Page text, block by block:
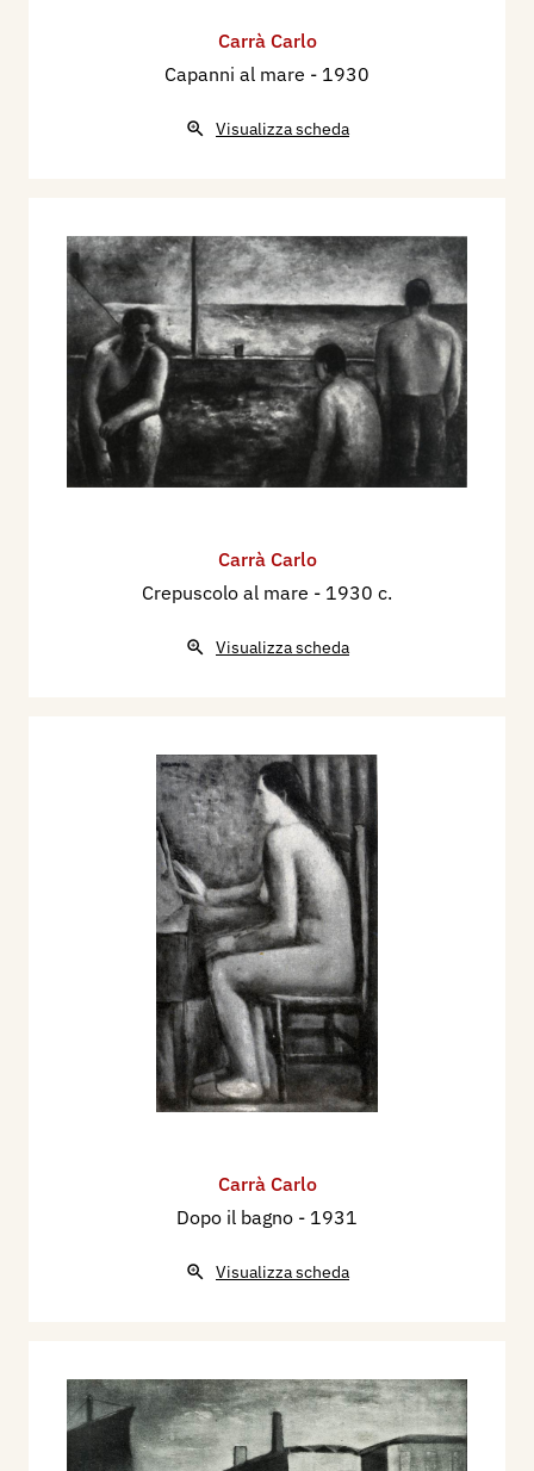
Emilia-Romagna, catalogo mostra, Comune di
Ferrara, Palazzo dei Diamanti, pp.nn.
2004 - Carlo Carrà. I miei ricordi. L'opera grafica
1922 - 1964, a cura di Elena Pontiggia, catalogo
mostra, Milano, edizioni Medusa, pp. 112.
2010 - Lo sguardo delle donne: dai Macchiaioli a
Modigliani. mostra e catalogo a cura di Stefano
Papetti, Comune di Civitanova Marche (MC), pp.
123/124.
Carrà Carlo
Capanni al mare - 1930
Visualizza scheda
Carrà Carlo
Crepuscolo al mare - 1930 c.
Visualizza scheda
Carrà Carlo
Dopo il bagno - 1931
Visualizza scheda